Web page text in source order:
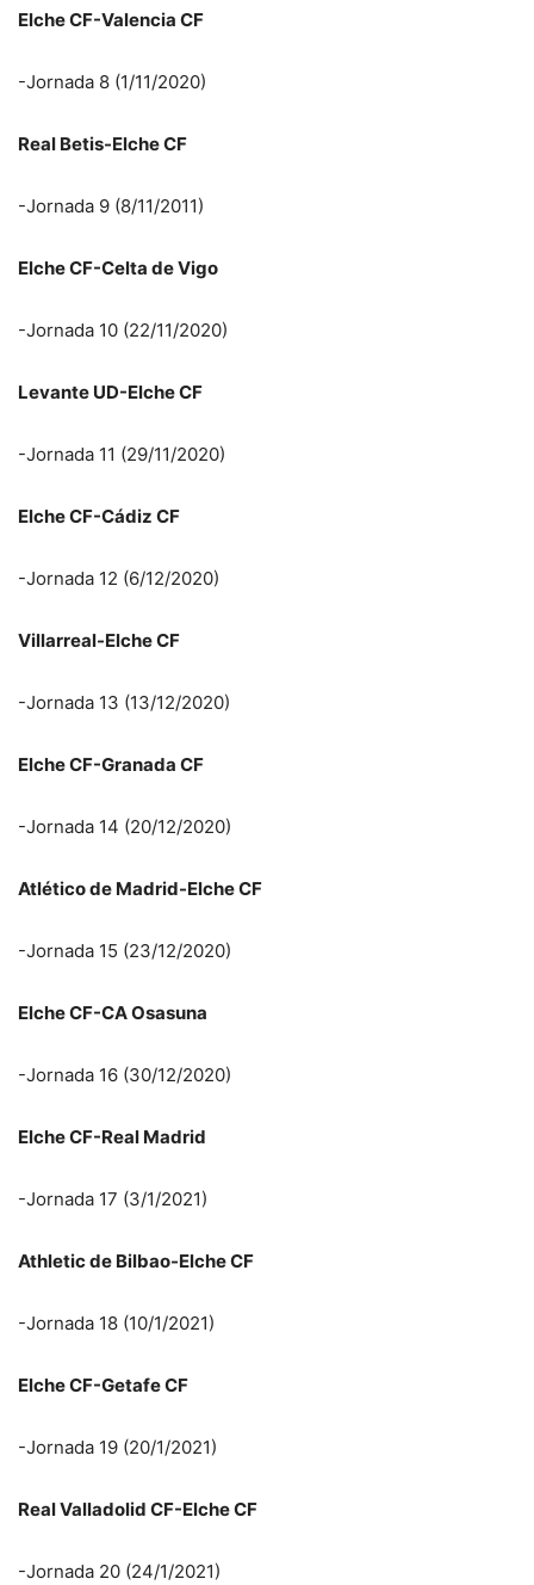
Elche CF-Valencia CF
-Jornada 8 (1/11/2020)
Real Betis-Elche CF
-Jornada 9 (8/11/2011)
Elche CF-Celta de Vigo
-Jornada 10 (22/11/2020)
Levante UD-Elche CF
-Jornada 11 (29/11/2020)
Elche CF-Cádiz CF
-Jornada 12 (6/12/2020)
Villarreal-Elche CF
-Jornada 13 (13/12/2020)
Elche CF-Granada CF
-Jornada 14 (20/12/2020)
Atlético de Madrid-Elche CF
-Jornada 15 (23/12/2020)
Elche CF-CA Osasuna
-Jornada 16 (30/12/2020)
Elche CF-Real Madrid
-Jornada 17 (3/1/2021)
Athletic de Bilbao-Elche CF
-Jornada 18 (10/1/2021)
Elche CF-Getafe CF
-Jornada 19 (20/1/2021)
Real Valladolid CF-Elche CF
-Jornada 20 (24/1/2021)